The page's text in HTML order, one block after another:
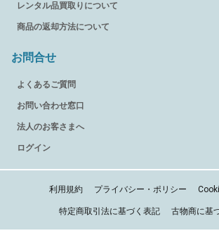
レンタル品買取りについて
商品の返却方法について
お問合せ
よくあるご質問
お問い合わせ窓口
法人のお客さまへ
ログイン
利用規約 プライバシー・ポリシー
特定商取引法に基づく表記 古物商に基